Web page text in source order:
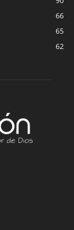
66
65
62